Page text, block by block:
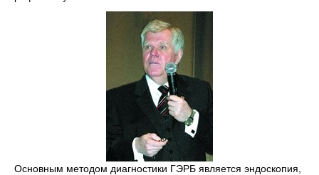
Основным методом диагностики ГЭРБ является эндоскопия,